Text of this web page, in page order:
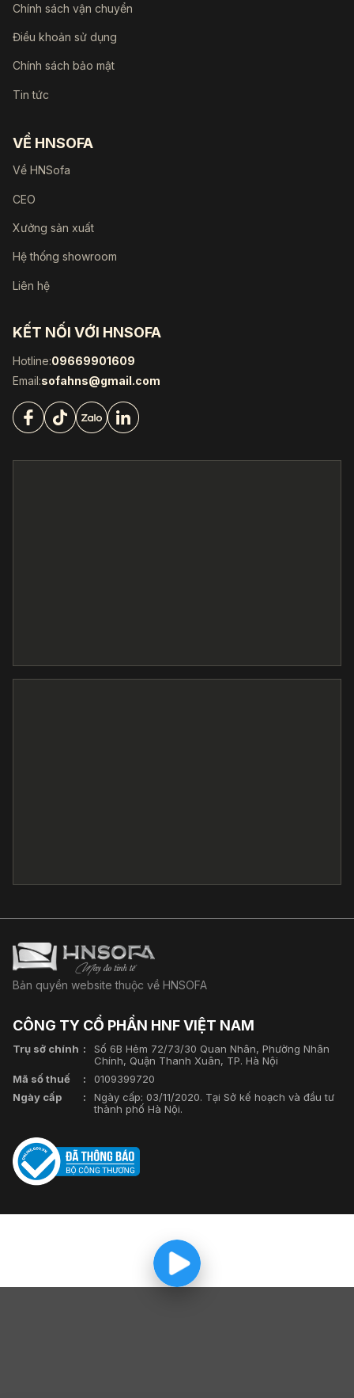
Chính sách vận chuyển
Điều khoản sử dụng
Chính sách bảo mật
Tin tức
VỀ HNSOFA
Về HNSofa
CEO
Xưởng sản xuất
Hệ thống showroom
Liên hệ
KẾT NỐI VỚI HNSOFA
Hotline:09669901609
Email:sofahns@gmail.com
Bản quyền website thuộc về HNSOFA
CÔNG TY CỔ PHẦN HNF VIỆT NAM
Trụ sở chính
Số 6B Hẻm 72/73/30 Quan Nhân, Phường Nhân
Chính, Quận Thanh Xuân, TP. Hà Nội
Mã số thuế
0109399720
Ngày cấp
Ngày cấp: 03/11/2020. Tại Sở kế hoạch và đầu tư
thành phố Hà Nội.